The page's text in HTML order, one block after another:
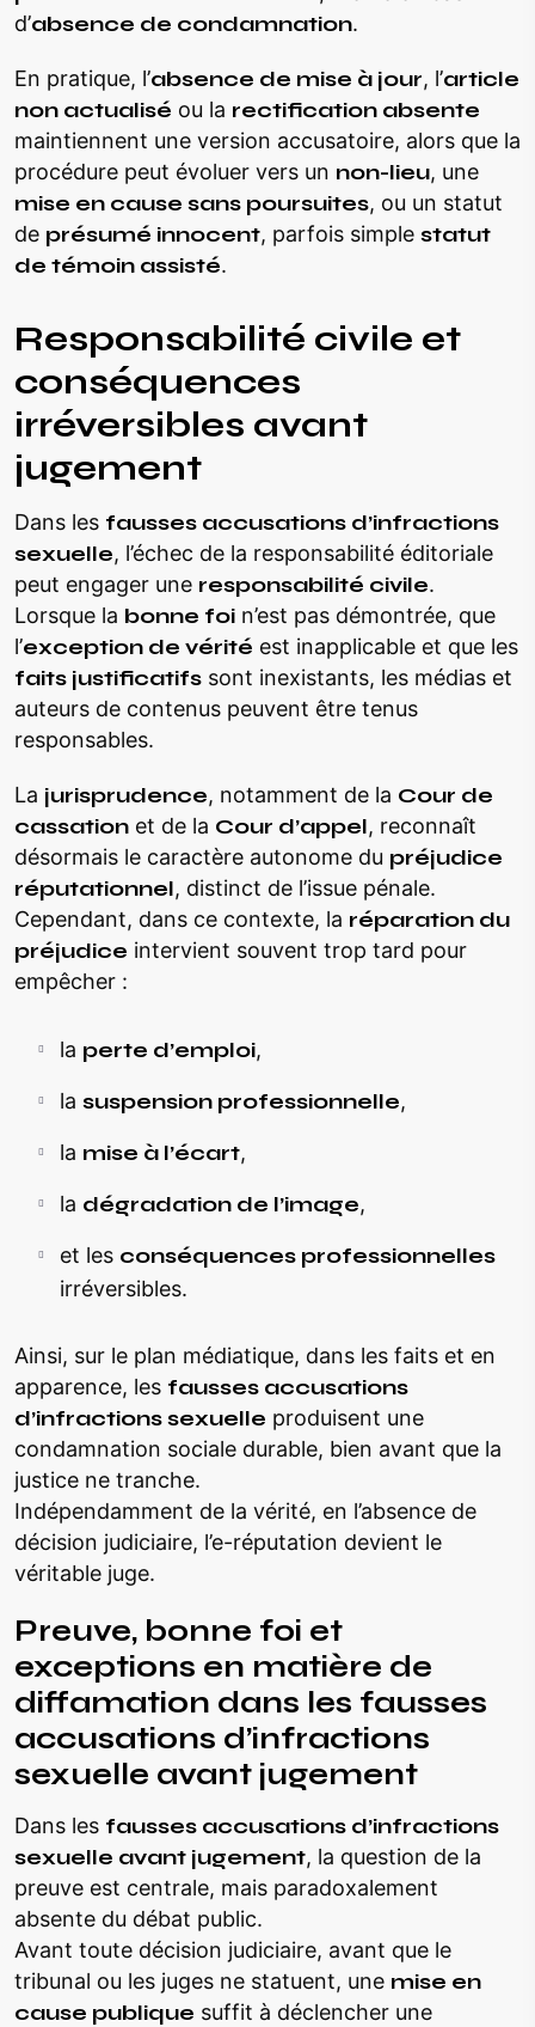
d’absence de condamnation.
En pratique, l’absence de mise à jour, l’article
non actualisé ou la rectification absente
maintiennent une version accusatoire, alors que la
procédure peut évoluer vers un non-lieu, une
mise en cause sans poursuites, ou un statut
de présumé innocent, parfois simple statut
de témoin assisté.
Responsabilité civile et
conséquences
irréversibles avant
jugement
Dans les fausses accusations d’infractions
sexuelle, l’échec de la responsabilité éditoriale
peut engager une responsabilité civile.
Lorsque la bonne foi n’est pas démontrée, que
l’exception de vérité est inapplicable et que les
faits justificatifs sont inexistants, les médias et
auteurs de contenus peuvent être tenus
responsables.
La jurisprudence, notamment de la Cour de
cassation et de la Cour d’appel, reconnaît
désormais le caractère autonome du préjudice
réputationnel, distinct de l’issue pénale.
Cependant, dans ce contexte, la réparation du
préjudice intervient souvent trop tard pour
empêcher :
la perte d’emploi,
la suspension professionnelle,
la mise à l’écart,
la dégradation de l’image,
et les conséquences professionnelles
irréversibles.
Ainsi, sur le plan médiatique, dans les faits et en
apparence, les fausses accusations
d’infractions sexuelle produisent une
condamnation sociale durable, bien avant que la
justice ne tranche.
Indépendamment de la vérité, en l’absence de
décision judiciaire, l’e-réputation devient le
véritable juge.
Preuve, bonne foi et
exceptions en matière de
diffamation dans les fausses
accusations d’infractions
sexuelle avant jugement
Dans les fausses accusations d’infractions
sexuelle avant jugement, la question de la
preuve est centrale, mais paradoxalement
absente du débat public.
Avant toute décision judiciaire, avant que le
tribunal ou les juges ne statuent, une mise en
cause publique suffit à déclencher une